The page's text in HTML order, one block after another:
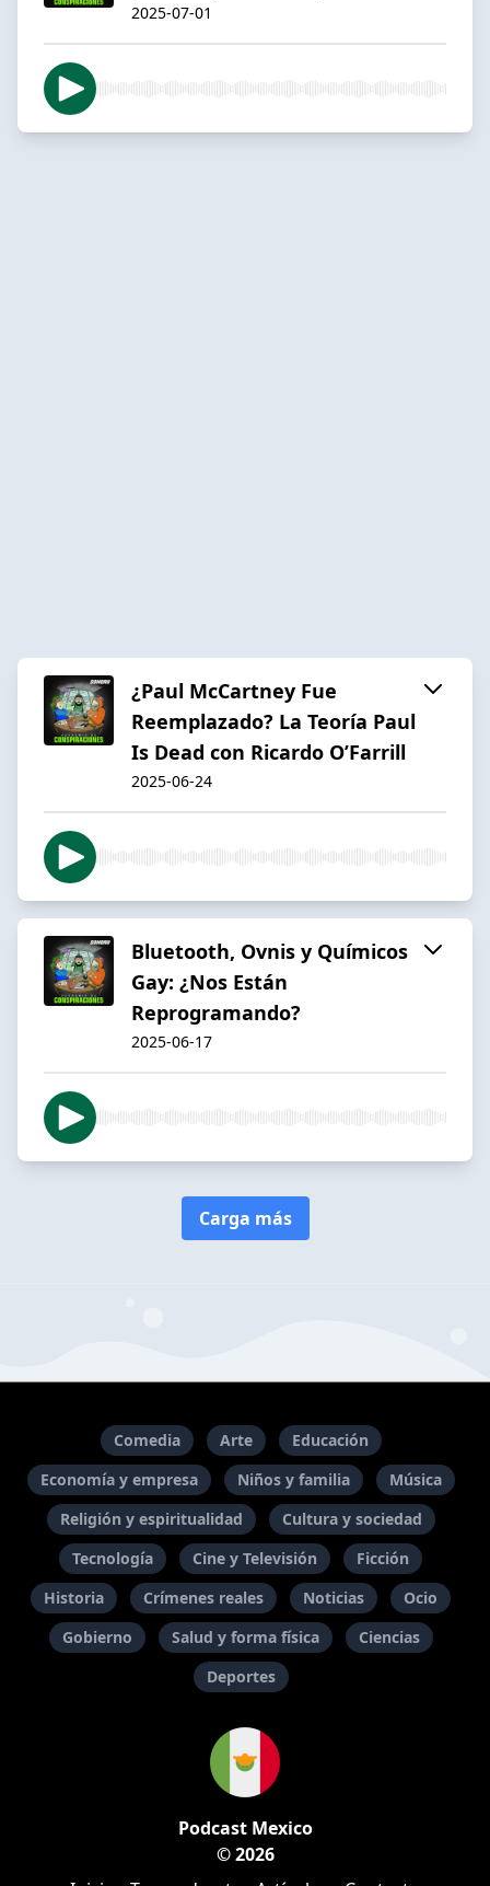
2025-07-01
¿Paul McCartney Fue
Reemplazado? La Teoría Paul
Is Dead con Ricardo O’Farrill
2025-06-24
Bluetooth, Ovnis y Químicos
Gay: ¿Nos Están
Reprogramando?
2025-06-17
Carga más
Comedia Arte
Educación
Economía y empresa
Niños y familia
Música
Religión y espiritualidad
Cultura y sociedad
Tecnología
Cine y Televisión
Ficción
Historia
Crímenes reales Noticias
Ocio
Gobierno
Salud y forma física
Ciencias
Deportes
Podcast Mexico
© 2026